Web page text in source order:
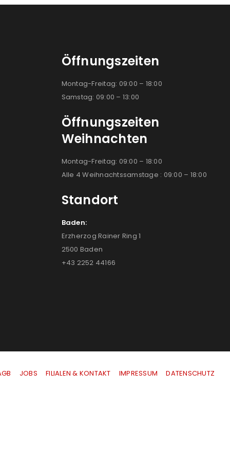
Öffnungszeiten
Montag-Freitag: 09:00 – 18:00
Samstag: 09:00 – 13:00
Öffnungszeiten
Weihnachten
Montag-Freitag: 09:00 – 18:00
Alle 4 Weihnachtssamstage : 09:00 – 18:00
Standort
Baden:
Erzherzog Rainer Ring 1
2500 Baden
+43 2252 44166
JOBS FILIALEN & KONTAKT IMPRESSUM |DATENSCHUTZ